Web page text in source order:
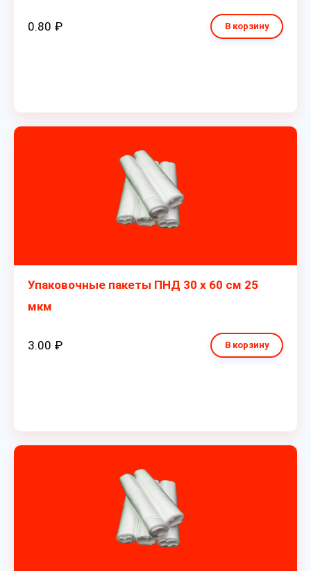
0.80 ₽ В корзину
Упаковочные пакеты ПНД 30 х 60 см 25
мкм
3.00 ₽ В корзину